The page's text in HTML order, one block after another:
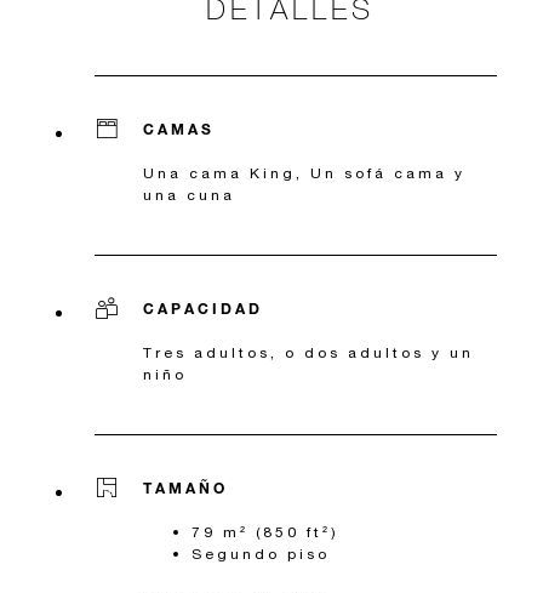
DETALLES
CAMAS
Una cama King, Un sofá cama y
una cuna
CAPACIDAD
Tres adultos, o dos adultos y un
niño
TAMAÑO
79 m² (850 ft²)
Segundo piso